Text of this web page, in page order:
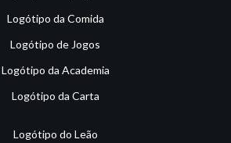
Logótipo da Comida
Logótipo de Jogos
Logótipo da Academia
Logótipo da Carta
Logótipo do Leão